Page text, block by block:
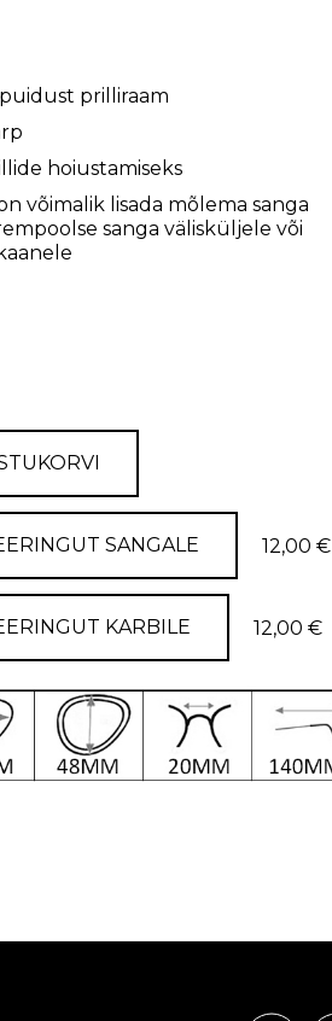
prilliraam
hoiustamiseks
võimalik lisada mõlema sanga
sanga välisküljele või
SANGALE 12,00 €
KARBILE 12,00 €